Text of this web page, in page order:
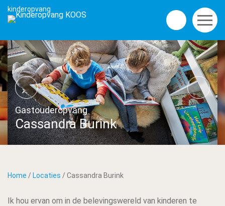
Gastouderopvang
Cassandra Burink
Home / Locaties / Cassandra Burink
Ik hou ervan om in de belevingswereld van kinderen te